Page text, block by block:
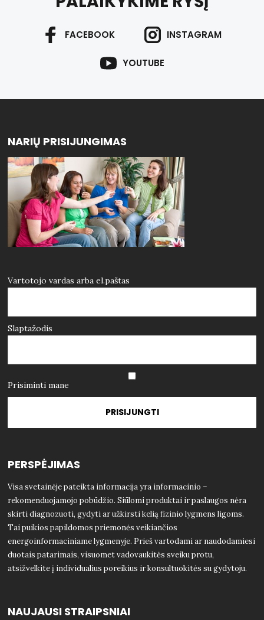
FACEBOOK INSTAGRAM
YOUTUBE
NARIŲ PRISIJUNGIMAS
Vartotojo vardas arba el.paštas
Slaptažodis
Prisiminti mane
PERSPĖJIMAS
Visa svetainėje pateikta informacija yra informacinio –
rekomenduojamojo pobūdžio. Siūlomi produktai ir paslaugos nėra
skirti diagnozuoti, gydyti ar užkirsti kelią fizinio lygmens ligoms.
Tai puikios papildomos priemonės veikiančios
energoinformaciniame lygmenyje. Prieš vartodami ar naudodamiesi
duotais patarimais, visuomet vadovaukitės sveiku protu,
atsižvelkite į individualius poreikius ir konsultuokitės su gydytoju.
NAUJAUSI STRAIPSNIAI